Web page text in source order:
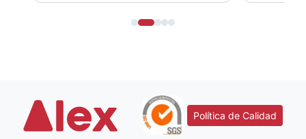
Política de Calidad